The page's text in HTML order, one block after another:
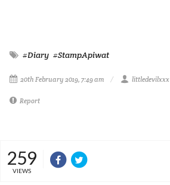
#Diary #StampApiwat
20th February 2019, 7:49 am littledevilxxx
Report
259
VIEWS